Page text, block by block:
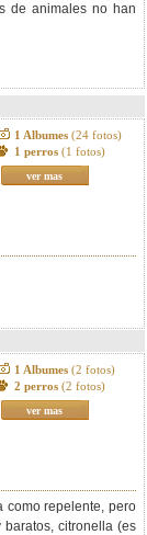
de animales no han
1 Albumes (24 fotos)
1 perros (1 fotos)
ver mas
1 Albumes (2 fotos)
2 perros (2 fotos)
ver mas
como repelente, pero
citronella (es